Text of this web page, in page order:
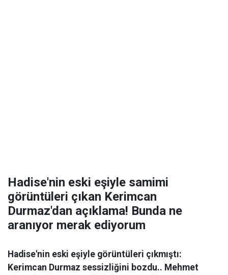
Hadise'nin eski eşiyle samimi
görüntüleri çıkan Kerimcan
Durmaz'dan açıklama! Bunda ne
aranıyor merak ediyorum
Hadise'nin eski eşiyle görüntüleri çıkmıştı:
Kerimcan Durmaz sessizliğini bozdu.. Mehmet